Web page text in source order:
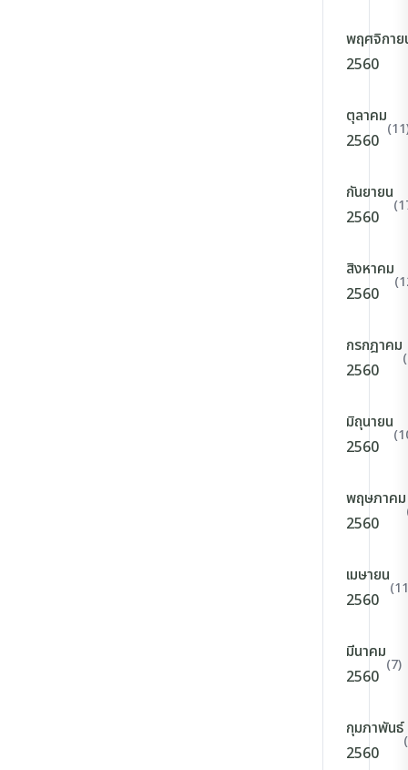
พฤศจิกาย
2560
ตุลาคม
2560
กันยายน
2560
สิงหาคม
2560
กรกฎาคม
2560
มิถุนายน
2560
พฤษภาคม
2560
เมษายน
2560
มีนาคม
2560
(7)
กุมภาพันธ์
2560